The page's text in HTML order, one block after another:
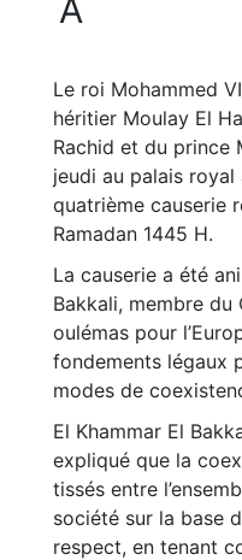
A
Le roi Mohammed
héritier Moulay El
Rachid et du prince
jeudi au palais royal
quatrième causerie
Ramadan 1445 H.
La causerie a été
Bakkali, membre du
oulémas pour
fondements légaux
modes de
El Khammar El
expliqué que la
tissés entre
société sur la base
respect, en tenant